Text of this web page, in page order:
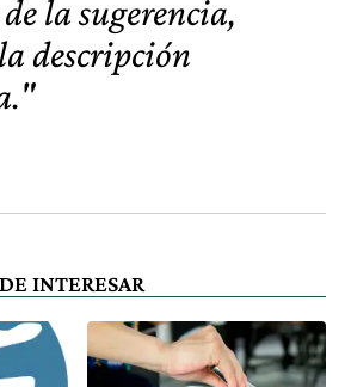
la sugerencia,
descripción
INTERESAR